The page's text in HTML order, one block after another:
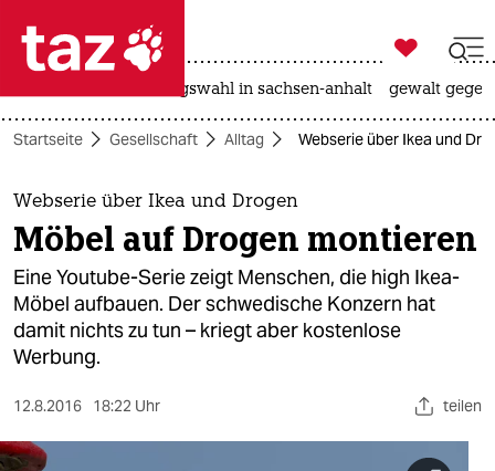
 taz zahl ich
taz zahl ich
themen
politik
öko
gesellschaft
kultur
sport

taz zahl ich
landtagswahl in sachsen-anhalt gewalt
Startseite Gesellschaft Alltag Webserie über Ikea und
Webserie über Ikea und Drogen
Möbel auf Drogen montieren
Eine Youtube-Serie zeigt Menschen, die high Ikea-
Möbel aufbauen. Der schwedische Konzern hat
damit nichts zu tun – kriegt aber kostenlose
Werbung.
12.8.2016 18:22 Uhr teilen